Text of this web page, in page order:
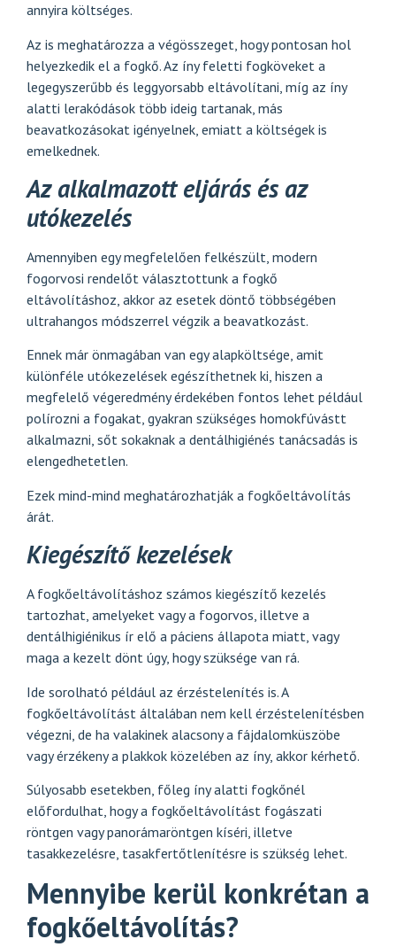
annyira költséges.
Az is meghatározza a végösszeget, hogy pontosan hol
helyezkedik el a fogkő. Az íny feletti fogköveket a
legegyszerűbb és leggyorsabb eltávolítani, míg az íny
alatti lerakódások több ideig tartanak, más
beavatkozásokat igényelnek, emiatt a költségek is
emelkednek.
Az alkalmazott eljárás és az
utókezelés
Amennyiben egy megfelelően felkészült, modern
fogorvosi rendelőt választottunk a fogkő
eltávolításhoz, akkor az esetek döntő többségében
ultrahangos módszerrel végzik a beavatkozást.
Ennek már önmagában van egy alapköltsége, amit
különféle utókezelések egészíthetnek ki, hiszen a
megfelelő végeredmény érdekében fontos lehet például
polírozni a fogakat, gyakran szükséges homokfúvástt
alkalmazni, sőt sokaknak a dentálhigiénés tanácsadás is
elengedhetetlen.
Ezek mind-mind meghatározhatják a fogkőeltávolítás
árát.
Kiegészítő kezelések
A fogkőeltávolításhoz számos kiegészítő kezelés
tartozhat, amelyeket vagy a fogorvos, illetve a
dentálhigiénikus ír elő a páciens állapota miatt, vagy
maga a kezelt dönt úgy, hogy szüksége van rá.
Ide sorolható például az érzéstelenítés is. A
fogkőeltávolítást általában nem kell érzéstelenítésben
végezni, de ha valakinek alacsony a fájdalomküszöbe
vagy érzékeny a plakkok közelében az íny, akkor kérhető.
Súlyosabb esetekben, főleg íny alatti fogkőnél
előfordulhat, hogy a fogkőeltávolítást fogászati
röntgen vagy panorámaröntgen kíséri, illetve
tasakkezelésre, tasakfertőtlenítésre is szükség lehet.
Mennyibe kerül konkrétan a
fogkőeltávolítás?